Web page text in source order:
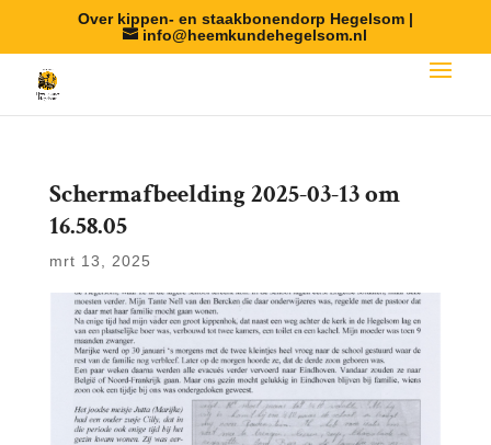
Over kippen- en staakbonendorp Hegelsom |
info@heemkundehegelsom.nl
Scherm­afbeelding 2025-03-13 om
16.58.05
mrt 13, 2025